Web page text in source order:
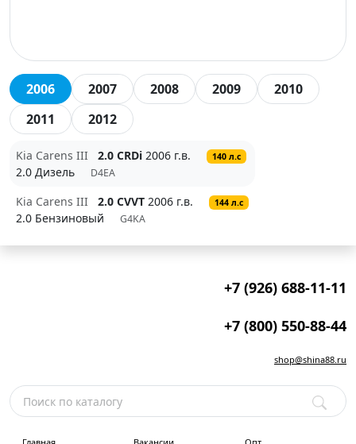
2006 2007 2008 2009
2010
2011
2012
Kia Carens III 2.0 CRDi 2006 г.в. 140 л.с
2.0 Дизель D4EA
Kia Carens III 2.0 CVVT 2006 г.в. 144 л.с
2.0 Бензиновый G4KA
+7 (926) 688-11-11
+7 (800) 550-88-44
shop@shina88.ru